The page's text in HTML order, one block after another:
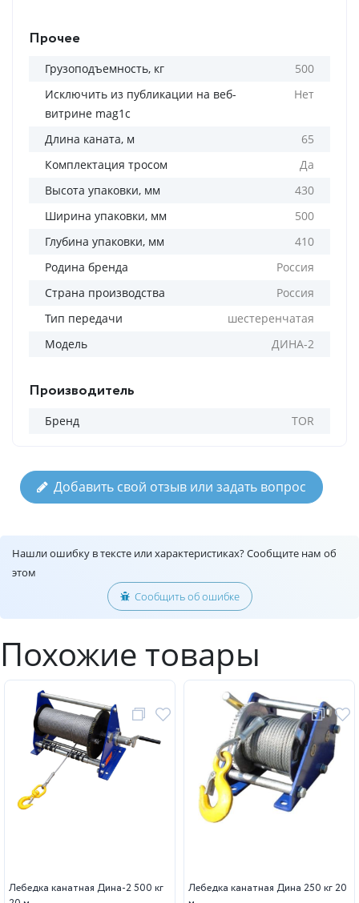
Прочее
Грузоподъемность, кг
500
Исключить из публикации на веб-
витрине mag1c
Нет
Длина каната, м
65
Комплектация тросом
Да
Высота упаковки, мм
430
Ширина упаковки, мм
500
Глубина упаковки, мм
410
Родина бренда
Россия
Страна производства
Россия
Тип передачи
шестеренчатая
Модель
ДИНА-2
Производитель
Бренд TOR
Добавить свой отзыв или задать вопрос
Нашли ошибку в тексте или характеристиках? Сообщите нам об
этом
Сообщить об ошибке
Похожие товары
Лебедка канатная Дина-2 500 кг
Лебедка канатная Дина 250 кг 20